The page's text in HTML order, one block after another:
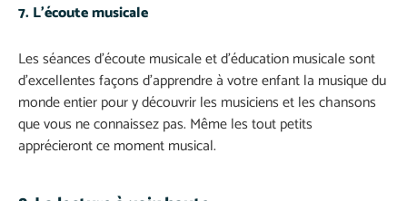
7. L’écoute musicale
Les séances d’écoute musicale et d’éducation musicale sont
d’excellentes façons d’apprendre à votre enfant la musique du
monde entier pour y découvrir les musiciens et les chansons
que vous ne connaissez pas. Même les tout petits
apprécieront ce moment musical.